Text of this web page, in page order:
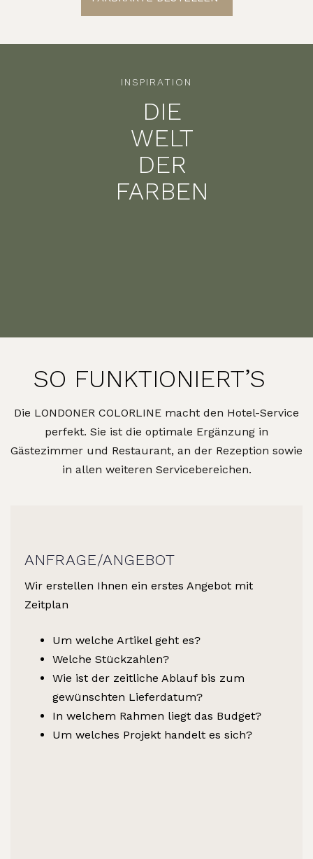
INSPIRATION
DIE
WELT
DER
FARBEN
SO FUNKTIONIERT’S
Die LONDONER COLORLINE macht den Hotel-Service
perfekt. Sie ist die optimale Ergänzung in
Gästezimmer und Restaurant, an der Rezeption sowie
in allen weiteren Servicebereichen.
ANFRAGE/ANGEBOT
Wir erstellen Ihnen ein erstes Angebot mit
Zeitplan
Um welche Artikel geht es?
Welche Stückzahlen?
Wie ist der zeitliche Ablauf bis zum
gewünschten Lieferdatum?
In welchem Rahmen liegt das Budget?
Um welches Projekt handelt es sich?